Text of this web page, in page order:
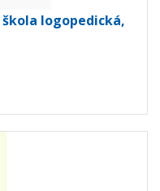
logopedická,